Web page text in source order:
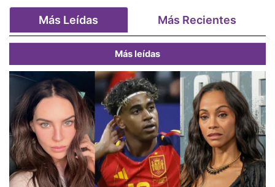
Más Leídas Más Recientes
Más leídas